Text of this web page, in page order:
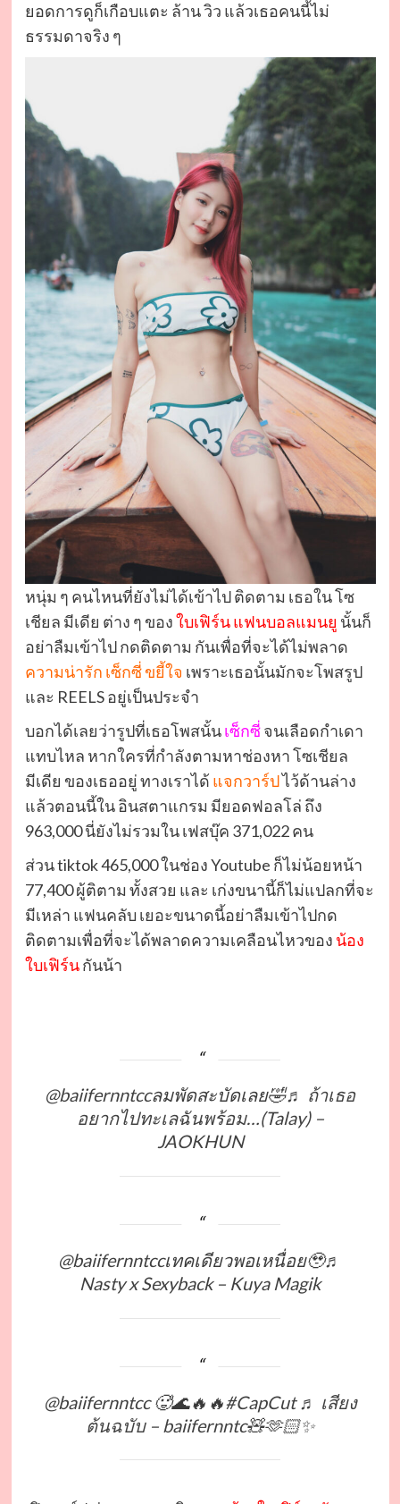
ยอดการดูก็เกือบแตะ ล้าน วิว แล้วเธอคนนี้ไม่
ธรรมดาจริง ๆ
หนุ่ม ๆ คนไหนที่ยังไม่ได้เข้าไป ติดตาม เธอใน โซ
เชียล มีเดีย ต่าง ๆ ของใบเฟิร์น แฟนบอลแมนยู นั้นก็
อย่าลืมเข้าไป กดติดตาม กันเพื่อที่จะได้ไม่พลาด
ความน่ารัก เซ็กซี่ ขยี้ใจ เพราะเธอนั้นมักจะโพสรูป
และ REELS อยู่เป็นประจำ
บอกได้เลยว่ารูปที่เธอโพสนั้นเซ็กซี่จนเลือดกําเดา
แทบไหล หากใครที่กำลังตามหาช่องหา โซเชียล
มีเดีย ของเธออยู่ ทางเราได้แจกวาร์ปไว้ด้านล่าง
แล้วตอนนี้ใน อินสตาแกรม มียอดฟอลโล่ ถึง
963,000 นี่ยังไม่รวมใน เฟสบุ๊ค 371,022 คน
ส่วน tiktok 465,000 ในช่อง Youtube ก็ไม่น้อยหน้า
77,400 ผู้ติตาม ทั้งสวย และ เก่งขนานี้ก็ไม่แปลกที่จะ
มีเหล่า แฟนคลับ เยอะขนาดนี้อย่าลืมเข้าไปกด
ติดตามเพื่อที่จะได้พลาดความเคลือนไหวของ น้อง
ใบเฟิร์นกันน้า
@baiifernntccลมพัดสะบัดเลย🤣♬ ถ้าเธอ
อยากไปทะเลฉันพร้อม…(Talay) –
JAOKHUN
@baiifernntccเทคเดียวพอเหนื่อย🥹♬
Nasty x Sexyback – Kuya Magik
@baiifernntcc🥵🌊🔥🔥#CapCut ♬ เสียง
ต้นฉบับ – baiifernntc🧸🫶🏻✨